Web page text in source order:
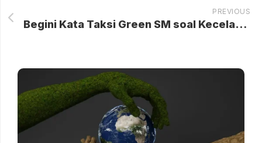
PREVIOUS
Begini Kata Taksi Green SM soal Kecelakaan Kereta di Bekasi